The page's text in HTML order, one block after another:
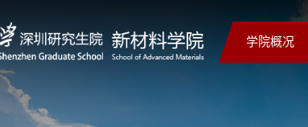
学院概况